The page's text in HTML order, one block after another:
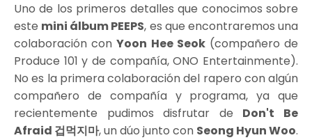
Uno de los primeros detalles que conocimos sobre
este mini álbum PEEPS, es que encontraremos una
colaboración conYoon Hee Seok(compañero de
Produce 101 y de compañía, ONO Entertainmente).
No es la primera colaboración del rapero con algún
compañero de compañía y programa, ya que
recientemente pudimos disfrutar de Don't Be
Afraid 겁먹지마, un dúo junto con Seong Hyun Woo.